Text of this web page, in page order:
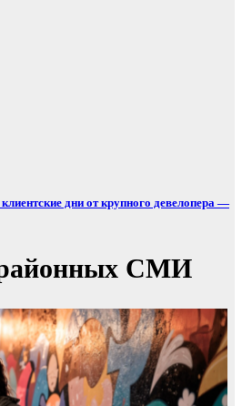
дни от крупного девелопера —